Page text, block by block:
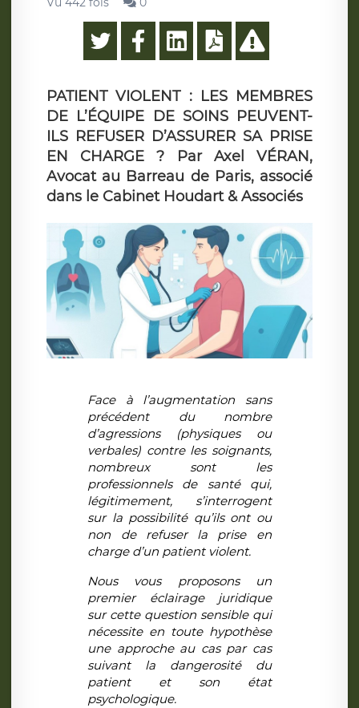
PATIENT VIOLENT : LES MEMBRES
DE L’ÉQUIPE DE SOINS PEUVENT-
ILS REFUSER D’ASSURER SA PRISE
EN CHARGE ? Par Axel VÉRAN,
Avocat au Barreau de Paris, associé
dans le Cabinet Houdart & Associés
Face à l’augmentation sans
précédent du nombre
d’agressions (physiques ou
verbales) contre les soignants,
nombreux sont les
professionnels de santé qui,
légitimement, s’interrogent
sur la possibilité qu’ils ont ou
non de refuser la prise en
charge d’un patient violent.
Nous vous proposons un
premier éclairage juridique
sur cette question sensible qui
nécessite en toute hypothèse
une approche au cas par cas
suivant la dangerosité du
patient et son état
psychologique.